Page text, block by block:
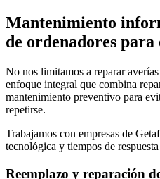
Mantenimiento
de ordenadores para
No nos limitamos a reparar
enfoque integral que combina
mantenimiento preventivo para
repetirse.
Trabajamos con empresas de
tecnológica y tiempos de
Reemplazo y reparación